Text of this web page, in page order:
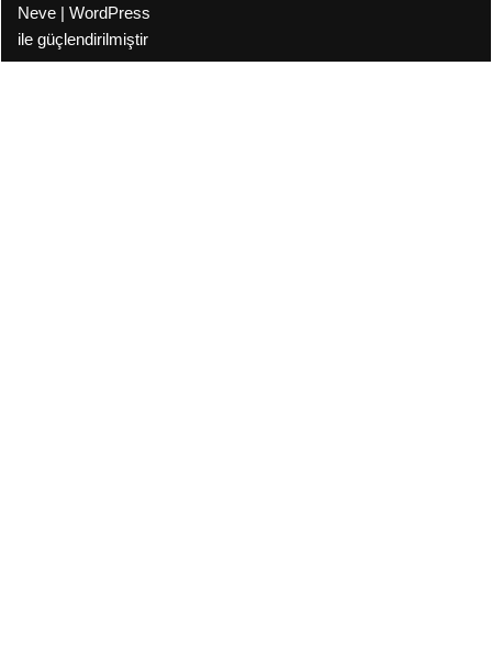
Neve | WordPress
ile güçlendirilmiştir